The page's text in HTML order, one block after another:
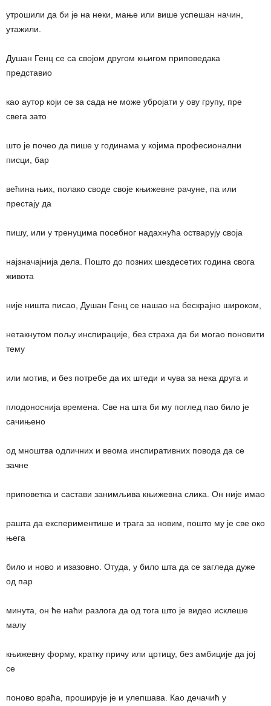
утрошили да би је на неки, мање или више успешан начин,
утажили.
Душан Генц се са својом другом књигом приповедака
представио
као аутор који се за сада не може убројати у ову групу, пре
свега зато
што је почео да пише у годинама у којима професионални
писци, бар
већина њих, полако своде своје књижевне рачуне, па или
престају да
пишу, или у тренуцима посебног надахнућа остварују своја
најзначајнија дела. Пошто до позних шездесетих година свога
живота
није ништа писао, Душан Генц се нашао на бескрајно широком,
нетакнутом пољу инспирације, без страха да би могао поновити
тему
или мотив, и без потребе да их штеди и чува за нека друга и
плодоноснија времена. Све на шта би му поглед пао било је
сачињено
од мноштва одличних и веома инспиративних повода да се
зачне
приповетка и састави занимљива књижевна слика. Он није имао
рашта да експериментише и трага за новим, пошто му је све око
њега
било и ново и изазовно. Отуда, у било шта да се загледа дуже
од пар
минута, он ће наћи разлога да од тога што је видео исклеше
малу
књижевну форму, кратку причу или цртицу, без амбиције да јој
се
поново враћа, проширује је и улепшава. Као дечачић у